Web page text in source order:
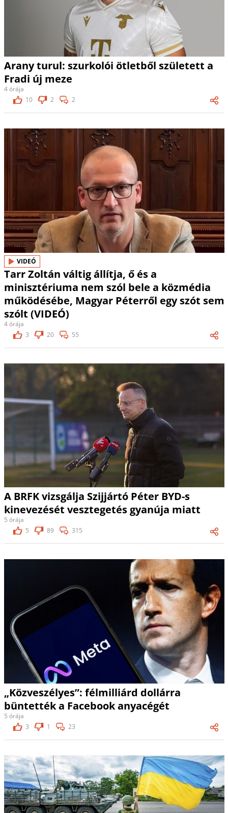
Arany turul: szurkolói ötletből született a
Fradi új meze
4 órája
10
2 2
VIDEÓ
Tarr Zoltán váltig állítja, ő és a
minisztériuma nem szól bele a közmédia
működésébe, Magyar Péterről egy szót sem
szólt (VIDEÓ)
4 órája
3
20 55
A BRFK vizsgálja Szijjártó Péter BYD-s
kinevezését vesztegetés gyanúja miatt
5 órája
5
89 315
„Közveszélyes”: félmilliárd dollárra
büntették a Facebook anyacégét
5 órája
3
1 23